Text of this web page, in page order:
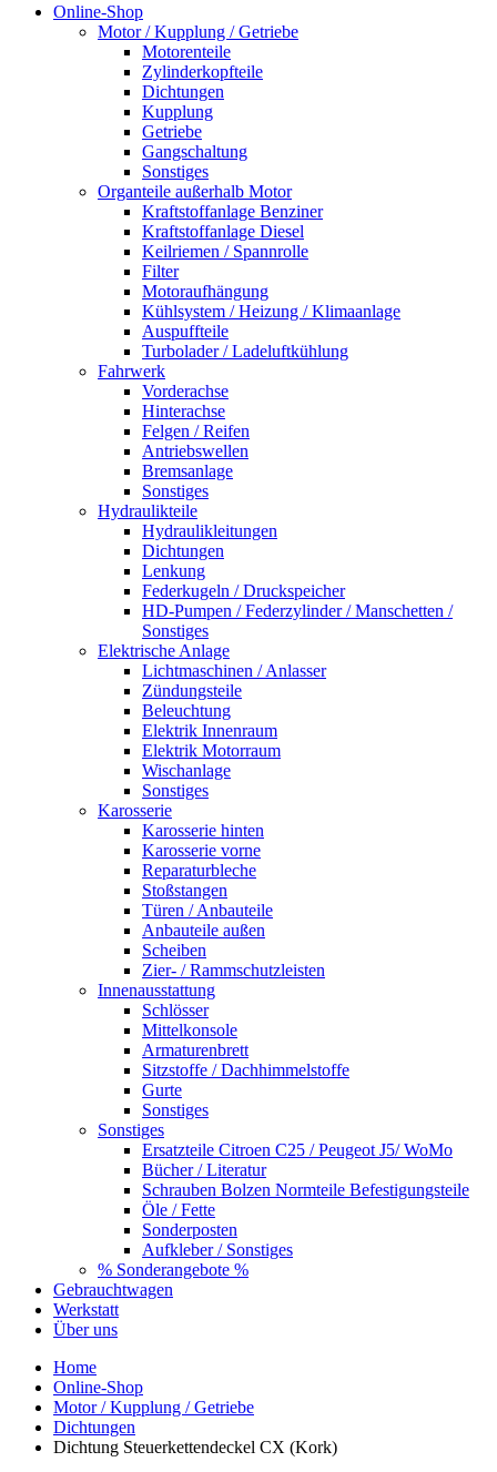
Online-Shop
Motor / Kupplung / Getriebe
Motorenteile
Zylinderkopfteile
Dichtungen
Kupplung
Getriebe
Gangschaltung
Sonstiges
Organteile außerhalb Motor
Kraftstoffanlage Benziner
Kraftstoffanlage Diesel
Keilriemen / Spannrolle
Filter
Motoraufhängung
Kühlsystem / Heizung / Klimaanlage
Auspuffteile
Turbolader / Ladeluftkühlung
Fahrwerk
Vorderachse
Hinterachse
Felgen / Reifen
Antriebswellen
Bremsanlage
Sonstiges
Hydraulikteile
Hydraulikleitungen
Dichtungen
Lenkung
Federkugeln / Druckspeicher
HD-Pumpen / Federzylinder / Manschetten /
Sonstiges
Elektrische Anlage
Lichtmaschinen / Anlasser
Zündungsteile
Beleuchtung
Elektrik Innenraum
Elektrik Motorraum
Wischanlage
Sonstiges
Karosserie
Karosserie hinten
Karosserie vorne
Reparaturbleche
Stoßstangen
Türen / Anbauteile
Anbauteile außen
Scheiben
Zier- / Rammschutzleisten
Innenausstattung
Schlösser
Mittelkonsole
Armaturenbrett
Sitzstoffe / Dachhimmelstoffe
Gurte
Sonstiges
Sonstiges
Ersatzteile Citroen C25 / Peugeot J5/ WoMo
Bücher / Literatur
Schrauben Bolzen Normteile Befestigungsteile
Öle / Fette
Sonderposten
Aufkleber / Sonstiges
% Sonderangebote %
Gebrauchtwagen
Werkstatt
Über uns
Home
Online-Shop
Motor / Kupplung / Getriebe
Dichtungen
Dichtung Steuerkettendeckel CX (Kork)